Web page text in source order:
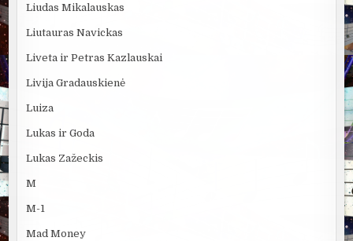
Liudas Mikalauskas
Liutauras Navickas
Liveta ir Petras Kazlauskai
Livija Gradauskienė
Luiza
Lukas ir Goda
Lukas Zažeckis
M
M-1
Mad Money